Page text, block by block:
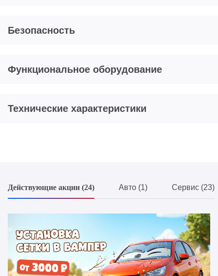
Безопасность
Функциональное оборудование
Технические характеристики
Действующие акции (24) Авто (1) Сервис (23)